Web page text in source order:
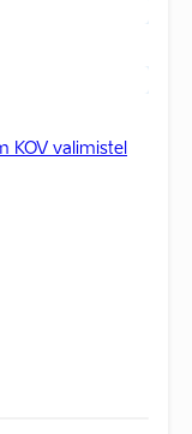
KOV valimistel